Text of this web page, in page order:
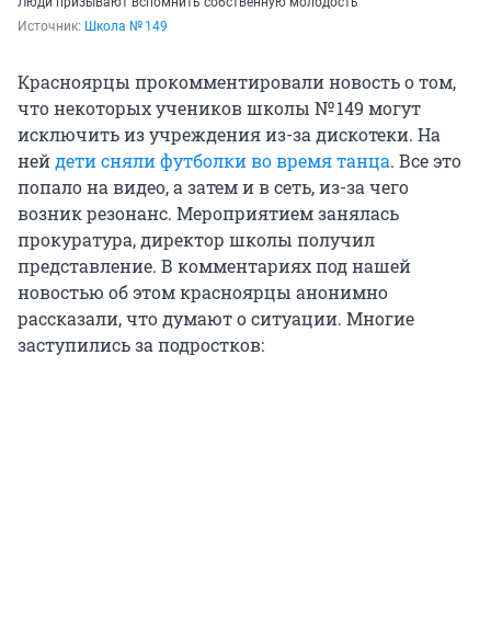
Источник: Школа № 149
Красноярцы прокомментировали новость о том,
что некоторых учеников школы № 149 могут
исключить из учреждения из-за дискотеки. На
нейдети сняли футболки во время танца. Все это
попало на видео, а затем и в сеть, из-за чего
возник резонанс. Мероприятием занялась
прокуратура, директор школы получил
представление. В комментариях под нашей
новостью об этом красноярцы анонимно
рассказали, что думают о ситуации. Многие
заступились за подростков: